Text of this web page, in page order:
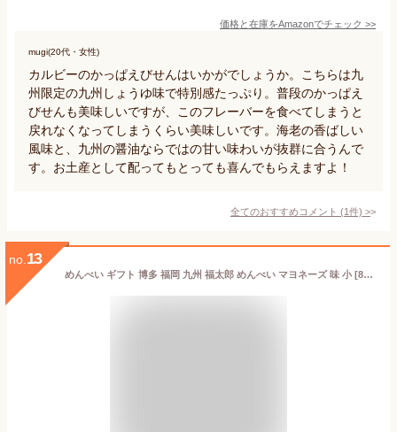
価格と在庫をAmazonでチェック >>
mugi(20代・女性)
カルビーのかっぱえびせんはいかがでしょうか。こちらは九
州限定の九州しょうゆ味で特別感たっぷり。普段のかっぱえ
びせんも美味しいですが、このフレーバーを食べてしまうと
戻れなくなってしまうくらい美味しいです。海老の香ばしい
風味と、九州の醤油ならではの甘い味わいが抜群に合うんで
す。お土産として配ってもとっても喜んでもらえますよ！
全てのおすすめコメント (1件) >
no. 13
めんべい ギフト 博多 福岡 九州 福太郎 めんべい マヨネーズ 味 小 [8袋(16枚)入り] 【105929】【5400円以上で送料無料】